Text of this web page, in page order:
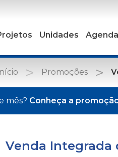
Unidades Agenda
Promoções
mês? Conheça a
Venda Integrada